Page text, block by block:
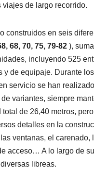
viajes de largo recorrido.
construidos en seis
68, 70, 75, 79-82 ),
incluyendo 525
y de equipaje. Durante
servicio se han
de variantes, siempre
total de 26,40 metros,
detalles en la
ventanas, el carenado,
acceso… A lo largo de
diversas libreas.